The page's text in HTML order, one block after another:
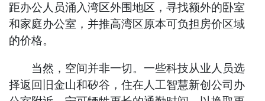
距办公人员涌入湾区外围地区，寻找额外的卧室
和家庭办公室，并推高湾区原本可负担房价区域
的价格。
当然，空间并非一切。一些科技从业人员选
择返回旧金山和矽谷，住在人工智慧新创公司办